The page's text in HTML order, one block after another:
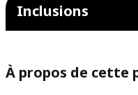
Inclusions
À propos de cette